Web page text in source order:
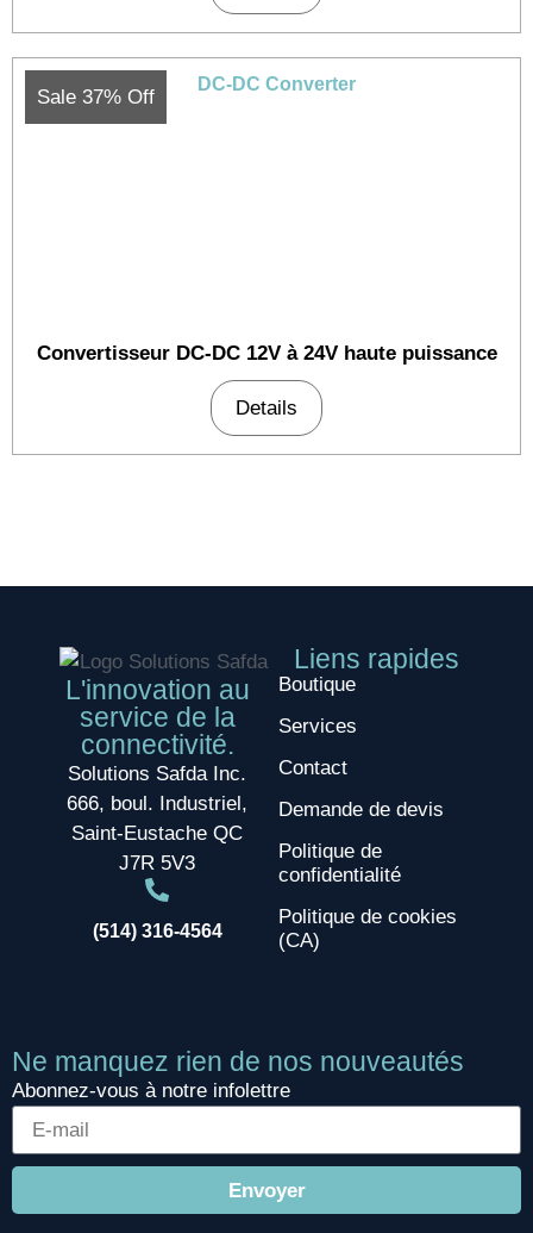
Sale 37% Off
Convertisseur DC-DC 12V à 24V haute puissance
Details
L'innovation au
service de la
connectivité.
Solutions Safda Inc.
666, boul. Industriel,
Saint-Eustache QC
J7R 5V3
(514) 316-4564
Liens rapides
Boutique
Services
Contact
Demande de devis
Politique de
confidentialité
Politique de cookies
(CA)
Ne manquez rien de nos nouveautés
Abonnez-vous à notre infolettre
Envoyer